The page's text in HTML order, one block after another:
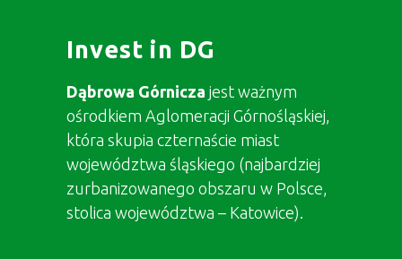
Invest in DG
Dąbrowa Górnicza jest ważnym
ośrodkiem Aglomeracji Górnośląskiej,
która skupia czternaście miast
województwa śląskiego (najbardziej
zurbanizowanego obszaru w Polsce,
stolica województwa – Katowice).